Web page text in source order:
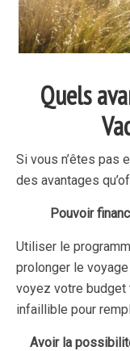
Quels
Si vous n’êtes pas
des avantages
Pouvoir
Utiliser le
prolonger le
voyez votre budget
infaillible pour
Avoir la